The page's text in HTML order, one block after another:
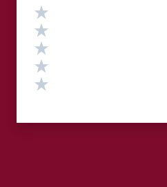
Valutazione